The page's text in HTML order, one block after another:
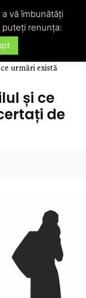
urmări există
și ce
de
vă îmbunătăți
renunța: